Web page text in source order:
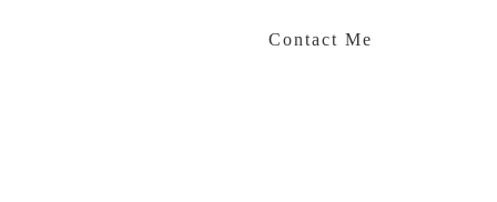
Contact Me